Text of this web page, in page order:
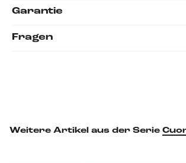
Garantie
Fragen
Weitere Artikel aus der Serie